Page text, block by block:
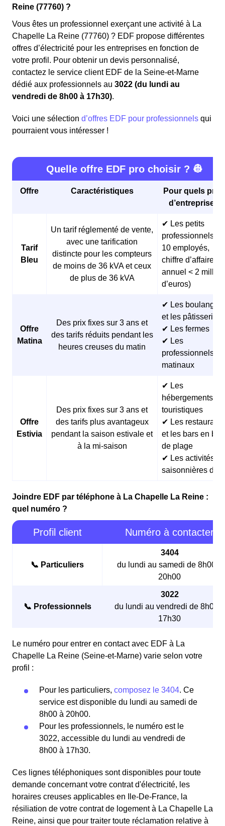
Reine (77760) ?
Vous êtes un professionnel exerçant une activité à La
Chapelle La Reine (77760) ? EDF propose différentes
offres d’électricité pour les entreprises en fonction de
votre profil. Pour obtenir un devis personnalisé,
contactez le service client EDF de la Seine-et-Marne
dédié aux professionnels au 3022 (du lundi au
vendredi de 8h00 à 17h30).
Voici une sélection d’offres EDF pour professionnels qui
pourraient vous intéresser !
Quelle offre EDF pro choisir ? 👷
Offre Caractéristiques
Pour quels
d’entreprises
Tarif
Bleu
Un tarif réglementé de vente,
avec une tarification
distincte pour les compteurs
de moins de 36 kVA et ceux
de plus de 36 kVA
✔ Les petits
professionnels (<
10 employés,
chiffre d’affaires
annuel < 2
d’euros)
Offre
Matina
Des prix fixes sur 3 ans et
des tarifs réduits pendant les
heures creuses du matin
✔ Les
et les pâtisseries
✔ Les fermes
✔ Les
professionnels
matinaux
Offre
Estivia
Des prix fixes sur 3 ans et
des tarifs plus avantageux
pendant la saison estivale et
à la mi-saison
✔ Les
hébergements
touristiques
✔ Les restaurants
et les bars en
de plage
✔ Les activités
saisonnières
Joindre EDF par téléphone à La Chapelle La Reine :
quel numéro ?
Profil client Numéro à contacter
📞 Particuliers
3404
du lundi au samedi de 8h00 à
20h00
📞 Professionnels
3022
du lundi au vendredi de 8h00 à
17h30
Le numéro pour entrer en contact avec EDF à La
Chapelle La Reine (Seine-et-Marne) varie selon votre
profil :
Pour les particuliers, composez le 3404. Ce
service est disponible du lundi au samedi de
8h00 à 20h00.
Pour les professionnels, le numéro est le
3022, accessible du lundi au vendredi de
8h00 à 17h30.
Ces lignes téléphoniques sont disponibles pour toute
demande concernant votre contrat d'électricité, les
horaires creuses applicables en Ile-De-France, la
résiliation de votre contrat de logement à La Chapelle La
Reine, ainsi que pour traiter toute réclamation relative à